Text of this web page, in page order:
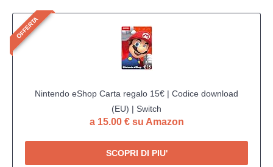
OFFERTA
Nintendo eShop Carta regalo 15€ | Codice download
(EU) | Switch
a 15.00 € su Amazon
SCOPRI DI PIU'